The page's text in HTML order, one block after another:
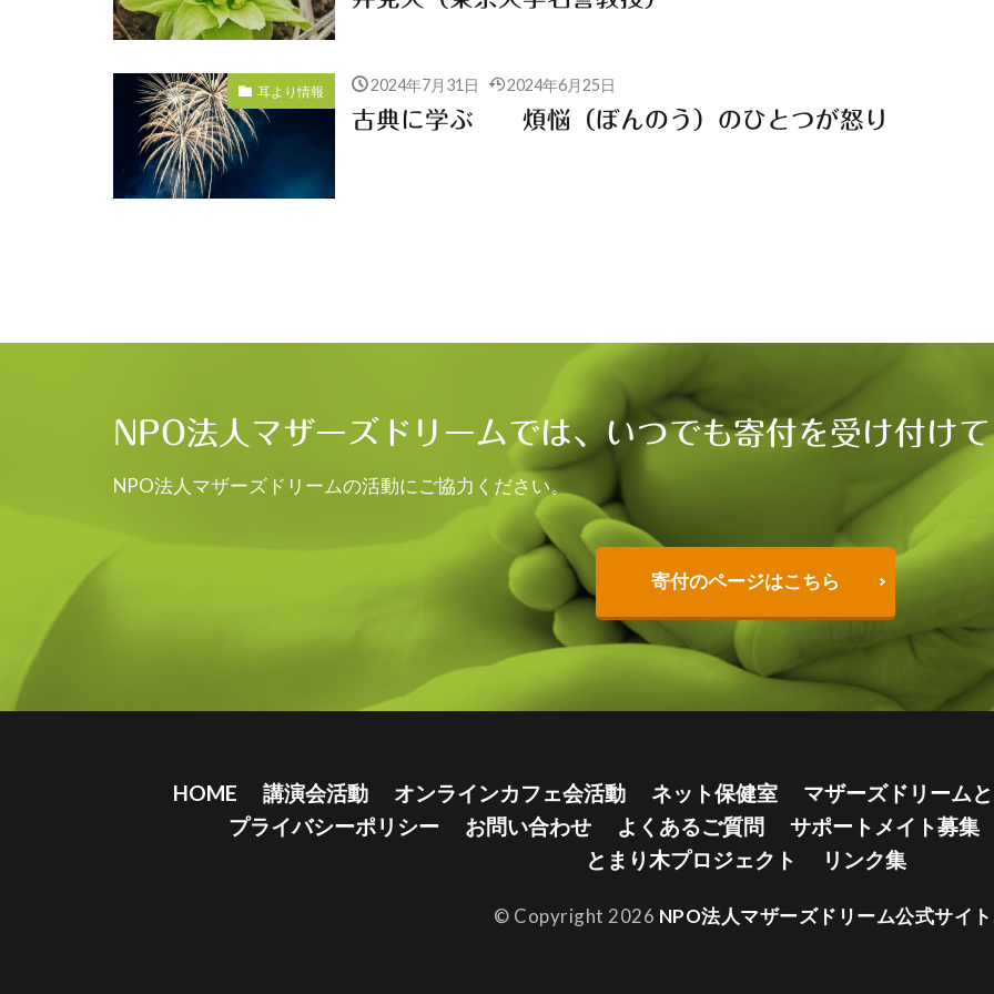
耳より情報 2024年7月31日 2024年6月25日
古典に学ぶ 煩悩（ぼんのう）のひとつが怒り
NPO法人マザーズドリームでは、いつでも寄付を受け付け
NPO法人マザーズドリームの活動にご協力ください。
寄付のページはこちら
HOME 講演会活動 オンラインカフェ会活動 ネット保健室
マザーズドリーム
プライバシーポリシー
お問い合わせ よくあるご質問
サポートメイト募集
とまり木プロジェクト
リンク集
© Copyright 2026 NPO法人マザーズドリーム公式サイト